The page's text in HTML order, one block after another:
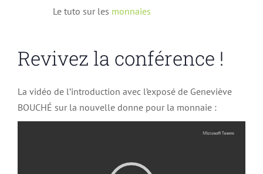
Le tuto sur les monnaies
Revivez la conférence !
La vidéo de l’introduction avec l’exposé de Geneviève
BOUCHÉ sur la nouvelle donne pour la monnaie :